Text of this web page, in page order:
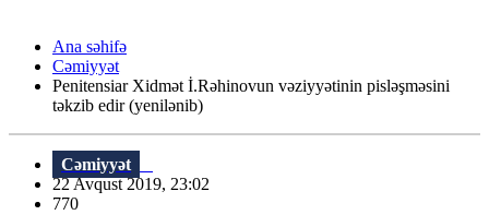
Ana səhifə
Cəmiyyət
Penitensiar Xidmət İ.Rəhinovun vəziyyətinin pisləşməsini
təkzib edir (yenilənib)
Cəmiyyət
22 Avqust 2019, 23:02
770